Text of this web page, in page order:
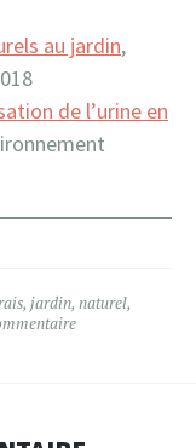
au jardin,
de l’urine en
, jardin, naturel,